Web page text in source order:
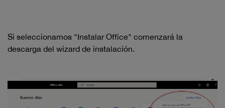
Si seleccionamos "Instalar Office" comenzará la
descarga del wizard de instalación.